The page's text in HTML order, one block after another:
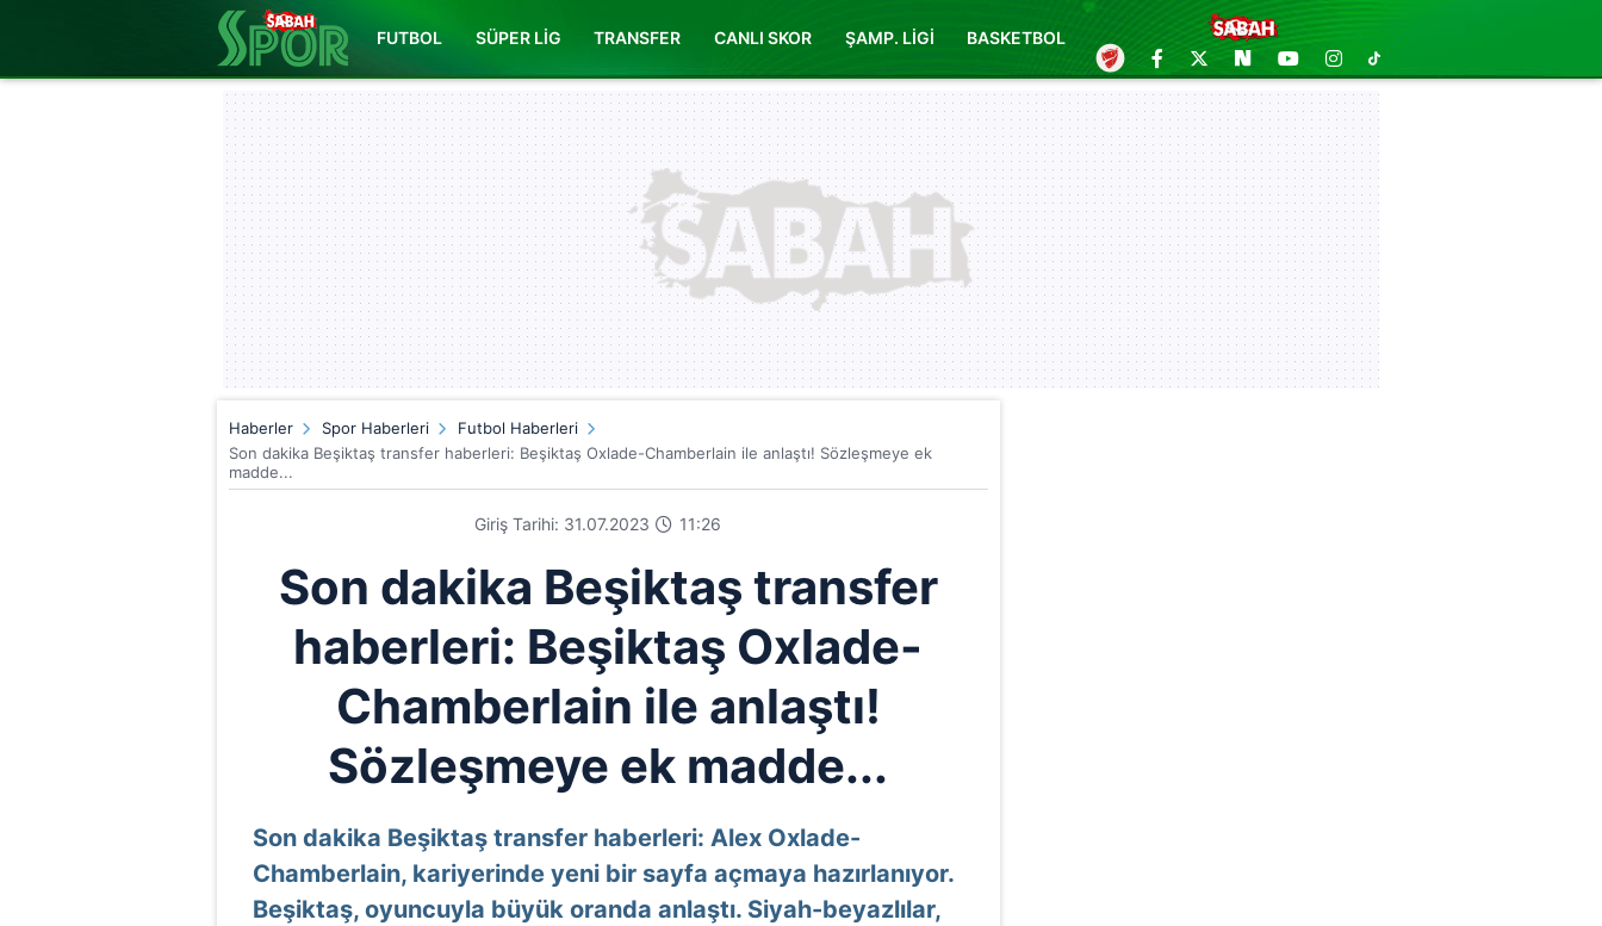
FUTBOL SÜPER LİG TRANSFER CANLI SKOR ŞAMP. LİGİ BASKETBOL
Haberler Spor Haberleri
Futbol Haberleri
Son dakika Beşiktaş transfer haberleri: Beşiktaş Oxlade-Chamberlain ile anlaştı! Sözleşmeye ek
madde...
Giriş Tarihi: 31.07.2023 11:26
Son dakika Beşiktaş transfer
haberleri: Beşiktaş Oxlade-
Chamberlain ile anlaştı!
Sözleşmeye ek madde...
Son dakika Beşiktaş transfer haberleri: Alex Oxlade-
Chamberlain, kariyerinde yeni bir sayfa açmaya hazırlanıyor.
Beşiktaş, oyuncuyla büyük oranda anlaştı. Siyah-beyazlılar,